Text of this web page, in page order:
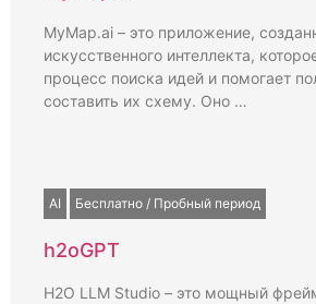
MyMap.ai – это приложение,
искусственного интеллекта,
процесс поиска идей и помогает
составить их схему. Оно …
AI Бесплатно / Пробный период
h2oGPT
H2O LLM Studio – это мощный